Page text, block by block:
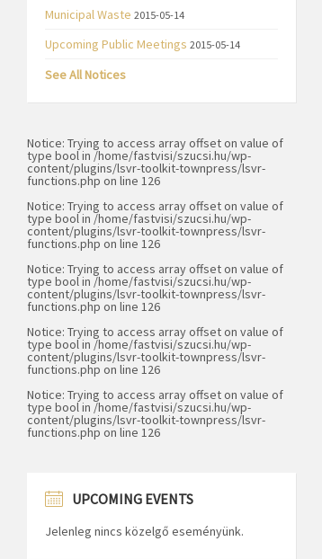
Municipal Waste 2015-05-14
Upcoming Public Meetings 2015-05-14
See All Notices
Notice: Trying to access array offset on value of
type bool in /home/fastvisi/szucsi.hu/wp-
content/plugins/lsvr-toolkit-townpress/lsvr-
functions.php on line 126
Notice: Trying to access array offset on value of
type bool in /home/fastvisi/szucsi.hu/wp-
content/plugins/lsvr-toolkit-townpress/lsvr-
functions.php on line 126
Notice: Trying to access array offset on value of
type bool in /home/fastvisi/szucsi.hu/wp-
content/plugins/lsvr-toolkit-townpress/lsvr-
functions.php on line 126
Notice: Trying to access array offset on value of
type bool in /home/fastvisi/szucsi.hu/wp-
content/plugins/lsvr-toolkit-townpress/lsvr-
functions.php on line 126
Notice: Trying to access array offset on value of
type bool in /home/fastvisi/szucsi.hu/wp-
content/plugins/lsvr-toolkit-townpress/lsvr-
functions.php on line 126
UPCOMING EVENTS
Jelenleg nincs közelgő eseményünk.